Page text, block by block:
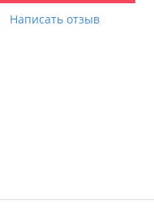
Написать отзыв